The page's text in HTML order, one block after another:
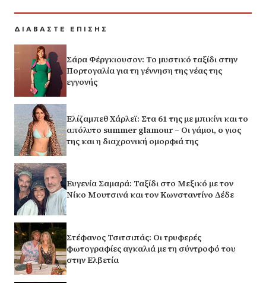
ΔΙΑΒΑΣΤΕ ΕΠΙΣΗΣ
Σάρα Φέργκιουσον: Το μυστικό ταξίδι στην
Πορτογαλία για τη γέννηση της νέας της
εγγονής
Ελίζαμπεθ Χάρλεϊ: Στα 61 της με μπικίνι και το
απόλυτο summer glamour – Οι γάμοι, ο γιος
της και η διαχρονική ομορφιά της
Ευγενία Σαμαρά: Ταξίδι στο Μεξικό με τον
Νίκο Μουτσινά και τον Κωνσταντίνο Δέδε
Στέφανος Τσιτσιπάς: Οι τρυφερές
φωτογραφίες αγκαλιά με τη σύντροφό του
στην Ελβετία